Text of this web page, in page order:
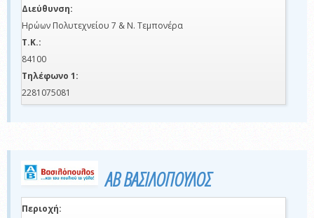
Διεύθυνση:
Ηρώων Πολυτεχνείου 7 & Ν. Τεμπονέρα
Τ.Κ.:
84100
Τηλέφωνο 1:
2281075081
ΑΒ ΒΑΣΙΛΟΠΟΥΛΟΣ
Περιοχή: